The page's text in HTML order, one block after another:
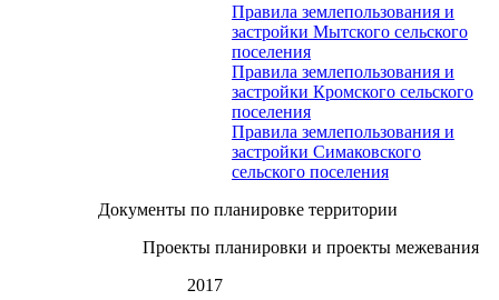
Правила землепользования и
застройки Мытского сельского
поселения
Правила землепользования и
застройки Кромского сельского
поселения
Правила землепользования и
застройки Симаковского
сельского поселения
Документы по планировке территории
Проекты планировки и проекты межевания
2017